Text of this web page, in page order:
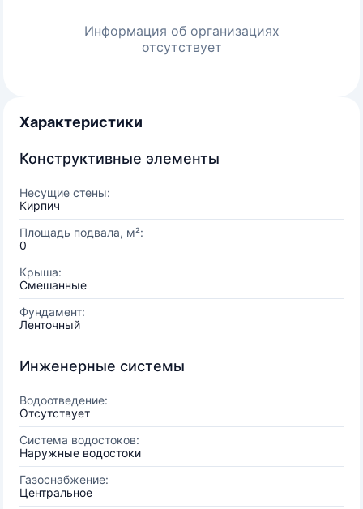
Информация об организациях
отсутствует
Характеристики
Конструктивные элементы
Несущие стены:
Кирпич
Площадь подвала, м²:
0
Крыша:
Смешанные
Фундамент:
Ленточный
Инженерные системы
Водоотведение:
Отсутствует
Система водостоков:
Наружные водостоки
Газоснабжение:
Центральное